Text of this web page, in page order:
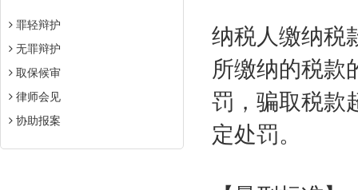
罪轻辩护
无罪辩护
取保候审
律师会见
协助报案
纳税人缴纳税
所缴纳的税款
罚，骗取税款
定处罚。